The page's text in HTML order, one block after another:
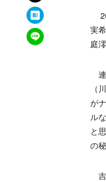
はてなブック
LINEで送る
実
庭
（
が
ル
と
の